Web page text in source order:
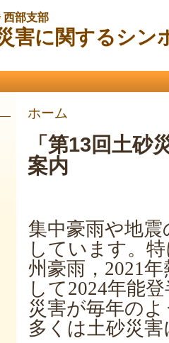
ン
コ
動
西部支部
害に関するシン
現在地
ホーム
「第13回土
案内
集中豪雨や地
しています。
州豪雨，2021
して2024年能
災害が毎年の
多くは土砂災